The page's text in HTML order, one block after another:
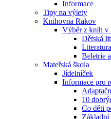
Informace
Tipy na výlety
Knihovna Rakov
Výběr z knih v
Dětská
Beletrie
Mateřská škola
Jídelníček
Informace pro
10
Co děti
Základní